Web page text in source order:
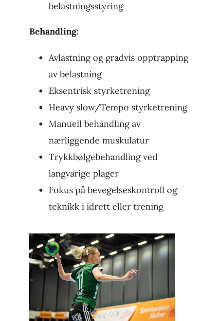
belastningsstyring
Behandling:
Avlastning og gradvis opptrapping
av belastning
Eksentrisk styrketrening
Heavy slow/Tempo styrketrening
Manuell behandling av
nærliggende muskulatur
Trykkbølgebehandling ved
langvarige plager
Fokus på bevegelseskontroll og
teknikk i idrett eller trening